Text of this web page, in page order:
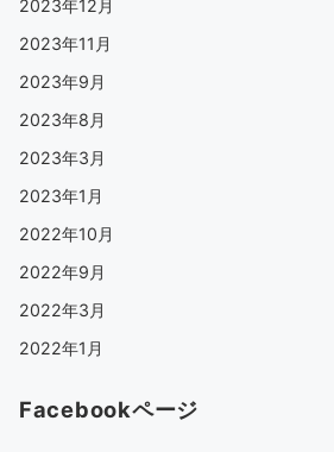
2023年12月
2023年11月
2023年9月
2023年8月
2023年3月
2023年1月
2022年10月
2022年9月
2022年3月
2022年1月
Facebookページ